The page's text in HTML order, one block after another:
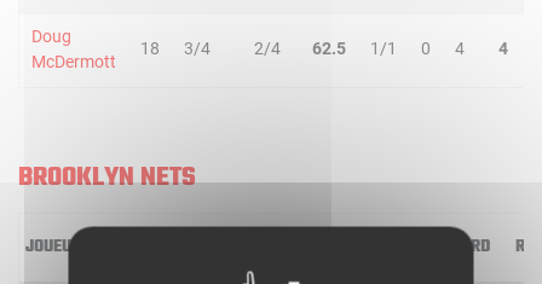
Doug
McDermott
18 3/4 2/4 62.5 1/1 0 4 4
BROOKLYN NETS
JOUEUR RD RT